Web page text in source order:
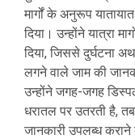
मार्गों के अनुरूप
दिया। उन्होंने यात्रा
दिया, जिससे दुर्घटना
लगने वाले जाम की
उन्होंने जगह-जगह
धरातल पर उतरती है,
जानकारी उपलब्ध कराने